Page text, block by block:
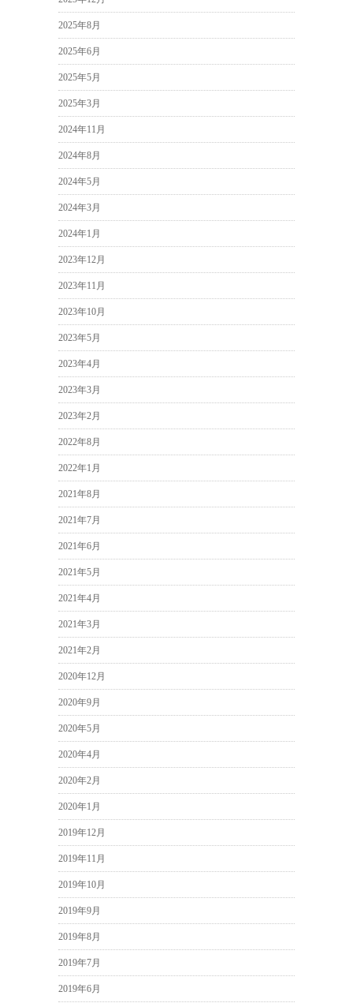
2025年8月
2025年6月
2025年5月
2025年3月
2024年11月
2024年8月
2024年5月
2024年3月
2024年1月
2023年12月
2023年11月
2023年10月
2023年5月
2023年4月
2023年3月
2023年2月
2022年8月
2022年1月
2021年8月
2021年7月
2021年6月
2021年5月
2021年4月
2021年3月
2021年2月
2020年12月
2020年9月
2020年5月
2020年4月
2020年2月
2020年1月
2019年12月
2019年11月
2019年10月
2019年9月
2019年8月
2019年7月
2019年6月